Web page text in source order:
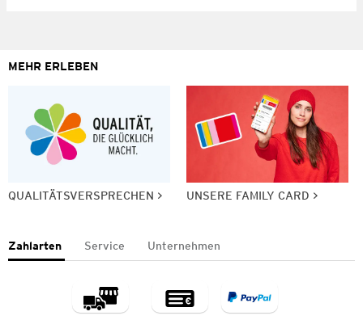
MEHR ERLEBEN
QUALITÄTSVERSPRECHEN UNSERE FAMILY CARD
Zahlarten Service Unternehmen